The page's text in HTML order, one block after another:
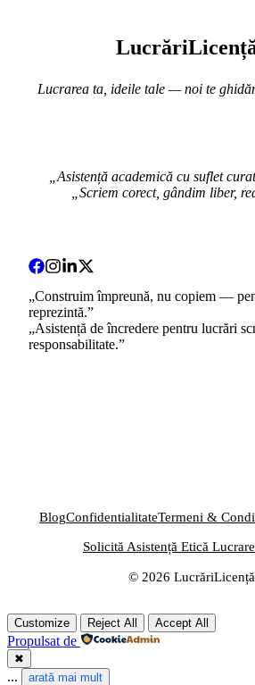
LucrăriLi
Lucrarea ta, ideile tale — noi te
„Asistență academică cu suflet
„Scriem corect, gândim liber,
„Construim împreună, nu copiem —
reprezintă.”
„Asistență de încredere pentru lucrări
responsabilitate.”
© 2026
BlogConfidentialitateTermeni &
Solicită Asistență Etică
Customize Reject All Accept All
Propulsat de
✖
... arată mai mult